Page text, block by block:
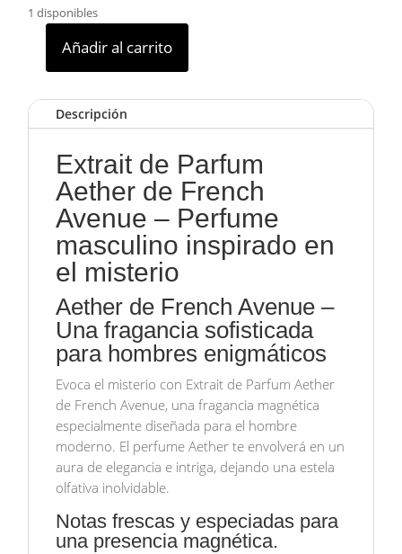
1 disponibles
AETHER
cantidad
Añadir al carrito
Descripción
Extrait de Parfum
Aether de French
Avenue – Perfume
masculino inspirado en
el misterio
Aether de French Avenue –
Una fragancia sofisticada
para hombres enigmáticos
Evoca el misterio con Extrait de Parfum Aether
de French Avenue, una fragancia magnética
especialmente diseñada para el hombre
moderno. El perfume Aether te envolverá en un
aura de elegancia e intriga, dejando una estela
olfativa inolvidable.
Notas frescas y especiadas para
una presencia magnética.